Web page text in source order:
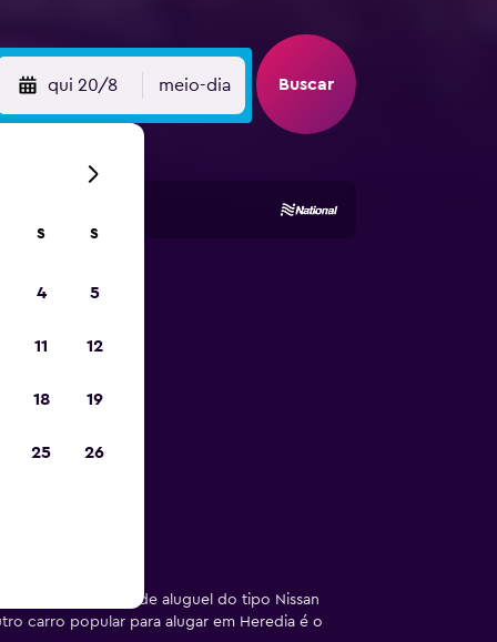
qui 20/8 meio-dia Buscar
de
carros de aluguel do tipo Nissan
carro popular para alugar em Heredia é o
S S
4 5
11 12
18 19
25 26